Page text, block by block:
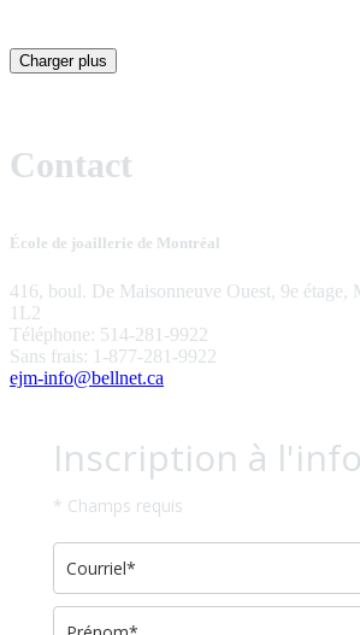
Charger plus
Contact
École de joaillerie de Montréal
416, boul. De Maisonneuve Ouest, 9e étage,
1L2
Téléphone: 514-281-9922
Sans frais: 1-877-281-9922
ejm-info@bellnet.ca
Inscription à
* Champs requis